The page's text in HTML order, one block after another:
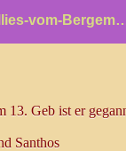
Collies-vom-Bergemer-
13. Geb ist er
Santhos